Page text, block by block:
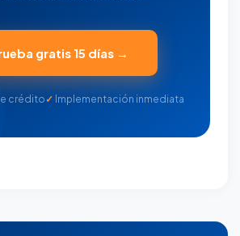
gratis 15 días →
crédito Implementación inmediata